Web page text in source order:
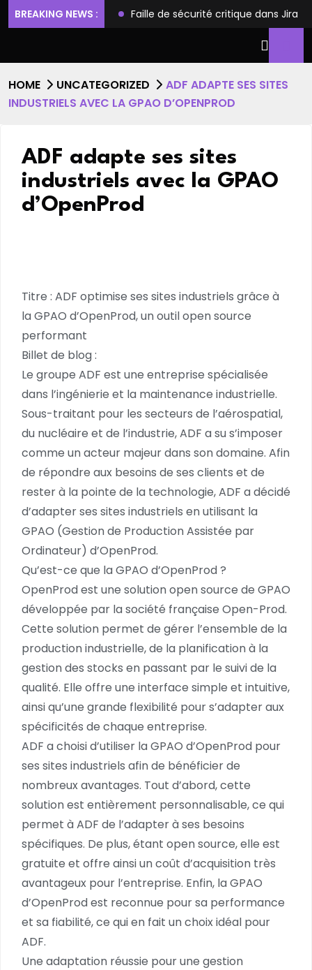
BREAKING NEWS :
et l’accès root Faille de sécurité critique dans Jira
HOME UNCATEGORIZED
ADF ADAPTE SES SITES
INDUSTRIELS AVEC LA GPAO D’OPENPROD
ADF adapte ses sites
industriels avec la GPAO
d’OpenProd
Titre : ADF optimise ses sites industriels grâce à
la GPAO d’OpenProd, un outil open source
performant
Billet de blog :
Le groupe ADF est une entreprise spécialisée
dans l’ingénierie et la maintenance industrielle.
Sous-traitant pour les secteurs de l’aérospatial,
du nucléaire et de l’industrie, ADF a su s’imposer
comme un acteur majeur dans son domaine. Afin
de répondre aux besoins de ses clients et de
rester à la pointe de la technologie, ADF a décidé
d’adapter ses sites industriels en utilisant la
GPAO (Gestion de Production Assistée par
Ordinateur) d’OpenProd.
Qu’est-ce que la GPAO d’OpenProd ?
OpenProd est une solution open source de GPAO
développée par la société française Open-Prod.
Cette solution permet de gérer l’ensemble de la
production industrielle, de la planification à la
gestion des stocks en passant par le suivi de la
qualité. Elle offre une interface simple et intuitive,
ainsi qu’une grande flexibilité pour s’adapter aux
spécificités de chaque entreprise.
ADF a choisi d’utiliser la GPAO d’OpenProd pour
ses sites industriels afin de bénéficier de
nombreux avantages. Tout d’abord, cette
solution est entièrement personnalisable, ce qui
permet à ADF de l’adapter à ses besoins
spécifiques. De plus, étant open source, elle est
gratuite et offre ainsi un coût d’acquisition très
avantageux pour l’entreprise. Enfin, la GPAO
d’OpenProd est reconnue pour sa performance
et sa fiabilité, ce qui en fait un choix idéal pour
ADF.
Une adaptation réussie pour une gestion